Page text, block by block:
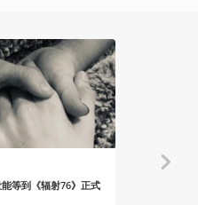
等到《辐射76》正式